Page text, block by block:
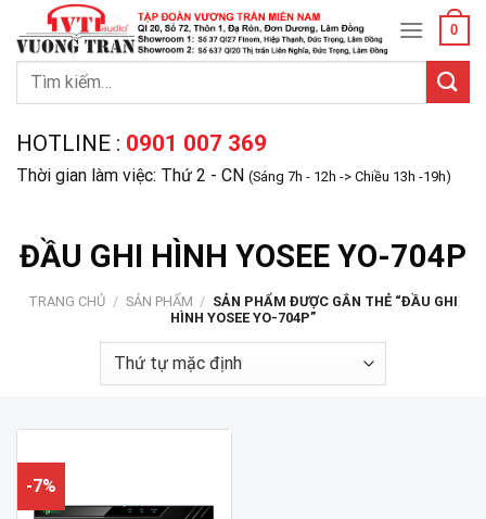
content
0
Tìm
HOTLINE : 0901 007 369
Thời gian làm việc: Thứ 2 - CN (Sáng 7h - 12h -> Chiều 13h -19h)
ĐẦU GHI HÌNH YOSEE YO-704P
TRANG CHỦ / SẢN PHẨM / SẢN PHẨM ĐƯỢC GẮN THẺ “ĐẦU GHI
HÌNH YOSEE YO-704P”
-7%